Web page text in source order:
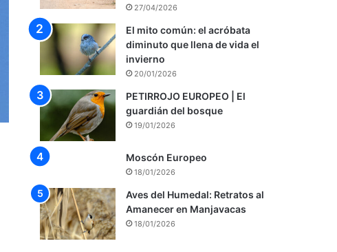
27/04/2026
El mito común: el acróbata
diminuto que llena de vida el
invierno
20/01/2026
PETIRROJO EUROPEO | El
guardián del bosque
19/01/2026
Moscón Europeo
18/01/2026
Aves del Humedal: Retratos al
Amanecer en Manjavacas
18/01/2026